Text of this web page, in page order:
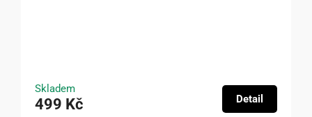
Skladem
499 Kč Detail